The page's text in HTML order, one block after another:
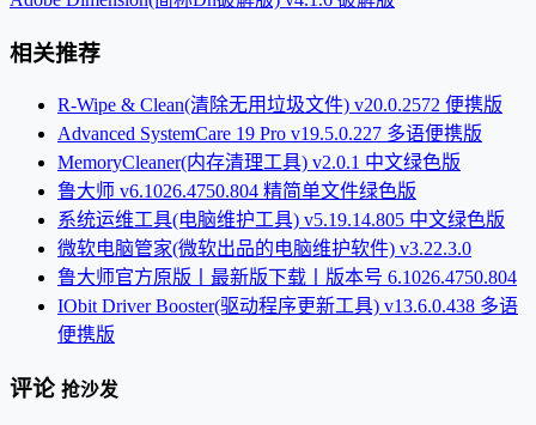
相关推荐
R-Wipe & Clean(清除无用垃圾文件) v20.0.2572 便携版
Advanced SystemCare 19 Pro v19.5.0.227 多语便携版
MemoryCleaner(内存清理工具) v2.0.1 中文绿色版
鲁大师 v6.1026.4750.804 精简单文件绿色版
系统运维工具(电脑维护工具) v5.19.14.805 中文绿色版
微软电脑管家(微软出品的电脑维护软件) v3.22.3.0
鲁大师官方原版丨最新版下载丨版本号 6.1026.4750.804
IObit Driver Booster(驱动程序更新工具) v13.6.0.438 多语
便携版
评论 抢沙发